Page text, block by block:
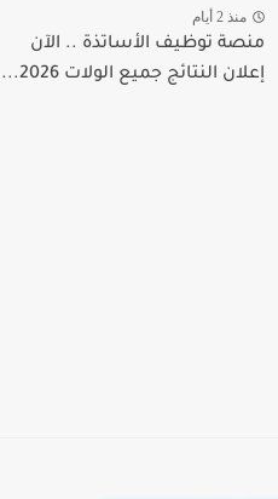
منذ 2 أيام
منصة توظيف الأساتذة .. الآن
إعلان النتائج جميع الولات 2026...